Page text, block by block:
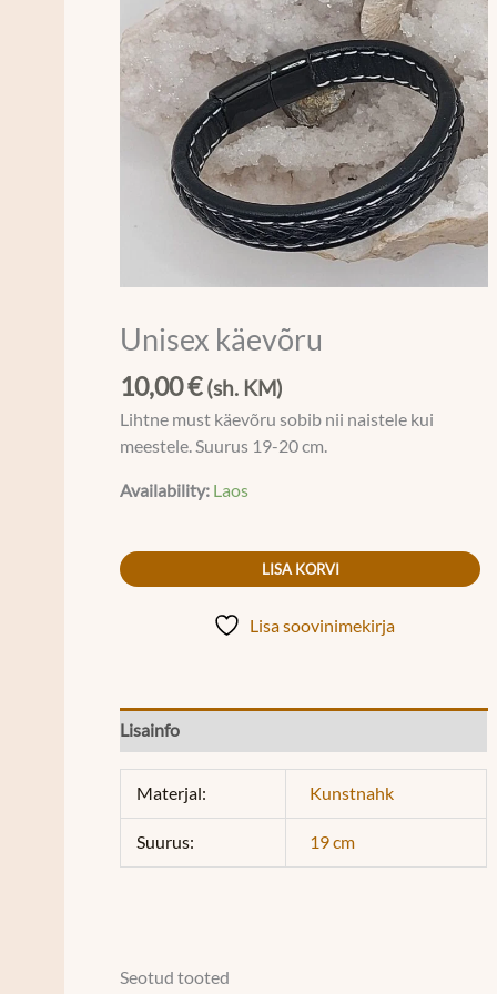
Unisex käevõru
10,00€ (sh. KM)
Lihtne must käevõru sobib nii naistele kui
meestele. Suurus 19-20 cm.
Availability: Laos
LISA KORVI
Lisa soovinimekirja
Lisainfo
Materjal: Kunstnahk
Suurus: 19 cm
Seotud tooted